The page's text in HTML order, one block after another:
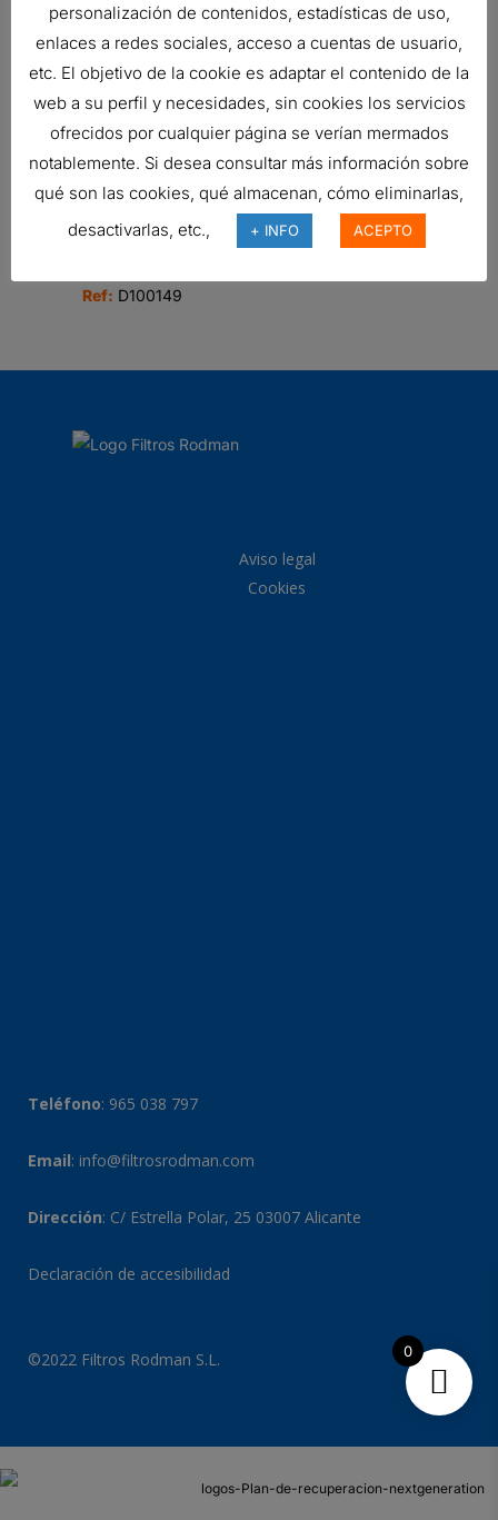
Ref:B100121
FILTRO DE AIRE, ERB
Ref:B130059
FILTRO DE AIRE, PSD POWERCORE
Ref: D100149
Aviso legal
Cookies
Teléfono: 965 038 797
Email: info@filtrosrodman.com
Dirección: C/ Estrella Polar, 25 03007 Alicante
Declaración de accesibilidad
©2022 Filtros Rodman S.L.
personalización de contenidos, estadísticas de uso,
enlaces a redes sociales, acceso a cuentas de usuario,
etc. El objetivo de la cookie es adaptar el contenido de la
web a su perfil y necesidades, sin cookies los servicios
ofrecidos por cualquier página se verían mermados
notablemente. Si desea consultar más información sobre
qué son las cookies, qué almacenan, cómo eliminarlas,
desactivarlas, etc.,
+ INFO ACEPTO
0